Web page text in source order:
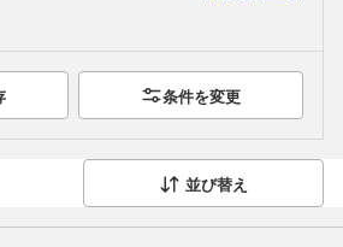
条件を変更
並び替え